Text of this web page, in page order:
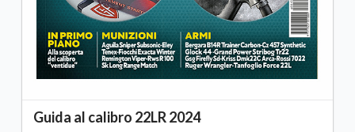
Guida al calibro 22LR 2024